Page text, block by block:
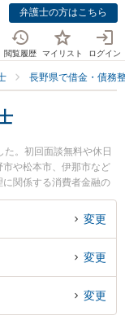
弁護士の方はこちら
閲覧履歴 マイリスト ログイン
長野県で借金・債務
。初回面談無料や休日
や松本市、伊那市など
関係する消費者金融の
整理等の細かな分野で
飯田事務所の下平 学弁
ぐに弁護士に相談した
護士を検索したい』
の弁護士に相談予約し
変更
変更
変更